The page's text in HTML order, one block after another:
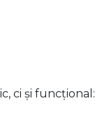
ci și funcțional: